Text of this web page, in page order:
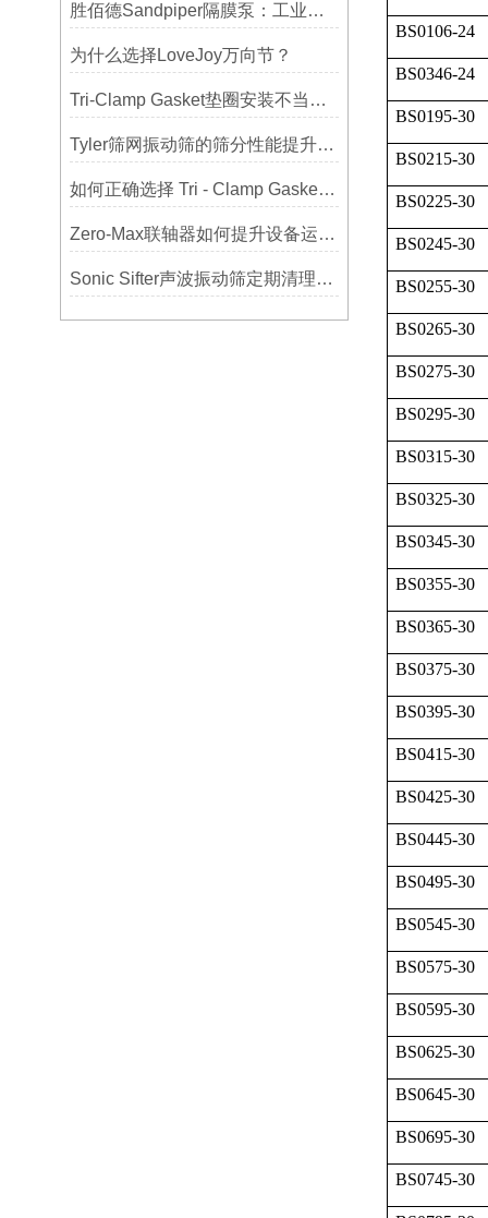
胜佰德Sandpiper隔膜泵：工业流体输送的可靠动力解决方案
为什么选择LoveJoy万向节？
Tri-Clamp Gasket垫圈安装不当导致的泄漏问题及预防
Tyler筛网振动筛的筛分性能提升技巧
如何正确选择 Tri - Clamp Gasket 垫圈的材质与尺寸？
Zero-Max联轴器如何提升设备运行精度？
Sonic Sifter声波振动筛定期清理的重要性
BS0106-24
BS0346-24
BS0195-30
BS0215-30
BS0225-30
BS0245-30
BS0255-30
BS0265-30
BS0275-30
BS0295-30
BS0315-30
BS0325-30
BS0345-30
BS0355-30
BS0365-30
BS0375-30
BS0395-30
BS0415-30
BS0425-30
BS0445-30
BS0495-30
BS0545-30
BS0575-30
BS0595-30
BS0625-30
BS0645-30
BS0695-30
BS0745-30